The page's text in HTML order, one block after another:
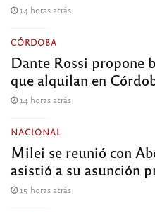
14 horas atrás
CÓRDOBA
Dante Rossi propone
que alquilan en
14 horas atrás
NACIONAL
Milei se reunió con
asistió a su asunción
15 horas atrás